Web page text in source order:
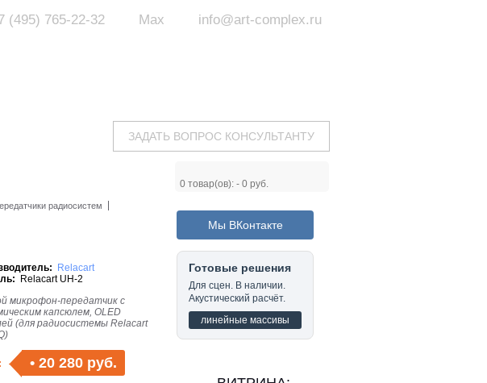
info@art-complex.ru
Max
(495) 765-22-32
ЗАДАТЬ ВОПРОС КОНСУЛЬТАНТУ
0 товар(ов): - 0 руб.
радиосистем
Relacart
Relacart UH-2
микрофон-передатчик с
капсюлем, OLED
(для радиосистемы Relacart
• 20 280 руб.
Мы ВКонтакте
Готовые решения
Для сцен. В наличии.
Акустический расчёт.
линейные массивы